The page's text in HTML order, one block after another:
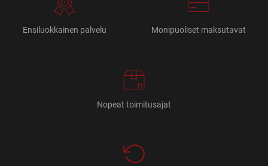
Ensiluokkainen palvelu Monipuoliset maksutavat
Nopeat toimitusajat